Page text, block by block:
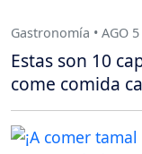
Gastronomía • AGO
Estas son 10
come comida